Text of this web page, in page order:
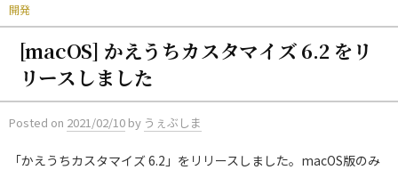
開発
[macOS] かえうちカスタマイズ 6.2 をリ
リースしました
Posted on 2021/02/10 by うぇぶしま
「かえうちカスタマイズ 6.2」をリリースしました。macOS版のみ